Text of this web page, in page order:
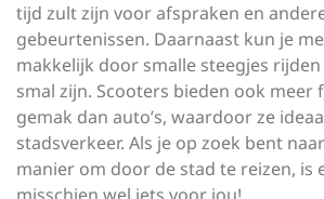
tijd zult zijn voor afspraken en
gebeurtenissen. Daarnaast kun je
makkelijk door smalle steegjes rijden
smal zijn. Scooters bieden ook meer
gemak dan auto’s, waardoor ze
stadsverkeer. Als je op zoek bent
manier om door de stad te reizen, is